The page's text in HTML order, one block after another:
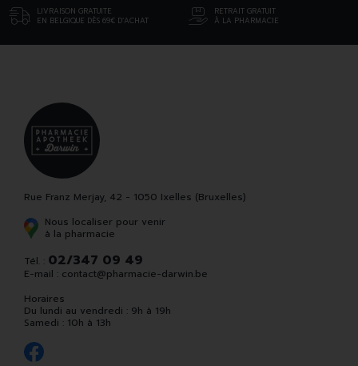
LIVRAISON GRATUITE
EN BELGIQUE DÈS 69€ D’ACHAT
RETRAIT GRATUIT
À LA PHARMACIE
Rue Franz Merjay, 42 - 1050 Ixelles (Bruxelles)
Nous localiser pour venir
à la pharmacie
Tél. : 02/347 09 49
E-mail : contact@pharmacie-darwin.be
Horaires
Du lundi au vendredi : 9h à 19h
Samedi : 10h à 13h